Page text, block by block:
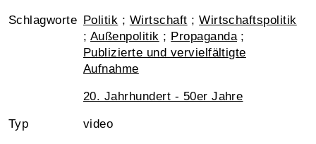
Schlagworte Politik ; Wirtschaft ;Wirtschaftspolitik
; Außenpolitik ; Propaganda;
Publizierte und vervielfältigte
Aufnahme
20. Jahrhundert - 50er Jahre
Typ video